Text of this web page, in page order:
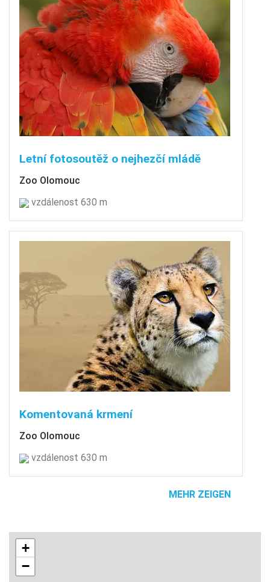
Letní fotosoutěž o nejhezčí mládě
Zoo Olomouc
vzdálenost 630 m
Komentovaná krmení
Zoo Olomouc
vzdálenost 630 m
MEHR ZEIGEN
+
−